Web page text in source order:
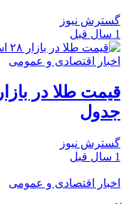
گسترش نیوز
1 سال قبل
اخبار اقتصادی و عمومی
جدول
گسترش نیوز
1 سال قبل
اخبار اقتصادی و عمومی